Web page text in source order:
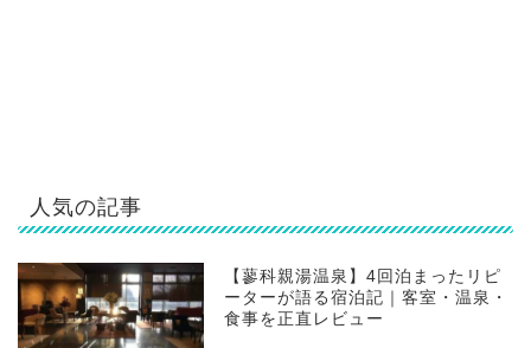
人気の記事
【蓼科親湯温泉】4回泊まったリピ
ーターが語る宿泊記｜客室・温泉・
食事を正直レビュー